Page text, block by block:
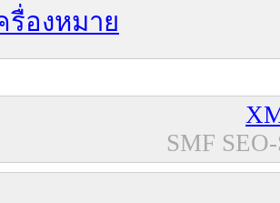
รื่องหมาย
SMF